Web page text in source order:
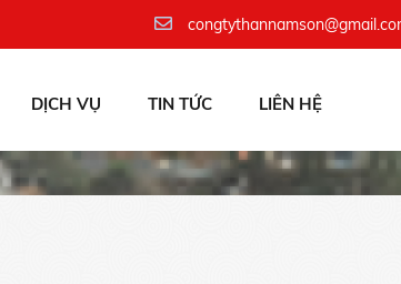
DỊCH VỤ TIN TỨC LIÊN HỆ